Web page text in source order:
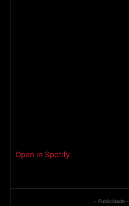
Open in Spotify
- Publicidade -